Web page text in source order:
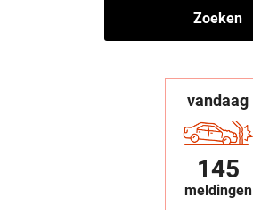
Zoeken
vandaag
145
meldingen